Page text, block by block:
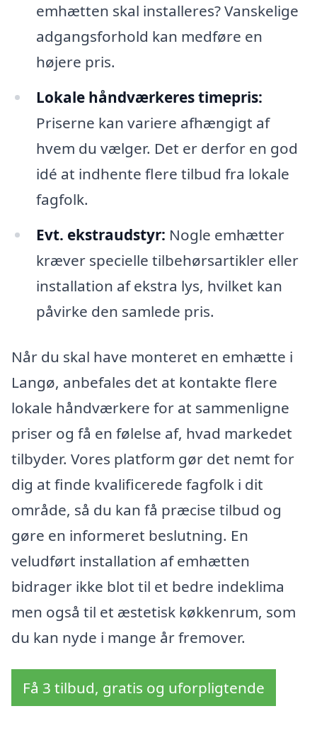
emhætten skal installeres? Vanskelige
adgangsforhold kan medføre en
højere pris.
Lokale håndværkeres timepris:
Priserne kan variere afhængigt af
hvem du vælger. Det er derfor en god
idé at indhente flere tilbud fra lokale
fagfolk.
Evt. ekstraudstyr: Nogle emhætter
kræver specielle tilbehørsartikler eller
installation af ekstra lys, hvilket kan
påvirke den samlede pris.
Når du skal have monteret en emhætte i
Langø, anbefales det at kontakte flere
lokale håndværkere for at sammenligne
priser og få en følelse af, hvad markedet
tilbyder. Vores platform gør det nemt for
dig at finde kvalificerede fagfolk i dit
område, så du kan få præcise tilbud og
gøre en informeret beslutning. En
veludført installation af emhætten
bidrager ikke blot til et bedre indeklima
men også til et æstetisk køkkenrum, som
du kan nyde i mange år fremover.
Få 3 tilbud, gratis og uforpligtende